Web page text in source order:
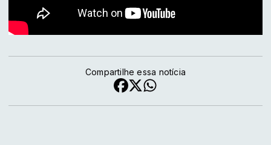
Compartilhe essa notícia